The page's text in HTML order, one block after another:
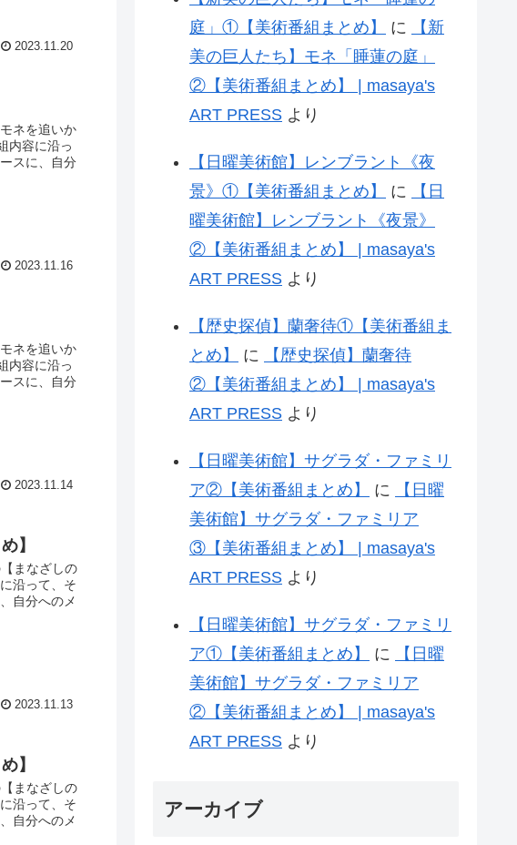
2023.11.20
ネを追いか
内容に沿っ
スに、自分
2023.11.16
ネを追いか
内容に沿っ
スに、自分
2023.11.14
】
まなざしの
沿って、そ
自分へのメ
2023.11.13
】
まなざしの
沿って、そ
自分へのメ
庭」①【美術番組まとめ】
に
【新
美の巨人たち】モネ「睡蓮の庭」
②【美術番組まとめ】 | masaya's
ART PRESS より
【日曜美術館】レンブラント《夜
景》①【美術番組まとめ】
に
【日
曜美術館】レンブラント《夜景》
②【美術番組まとめ】 | masaya's
ART PRESS より
【歴史探偵】蘭奢待①【美術番組ま
とめ】
に
【歴史探偵】蘭奢待
②【美術番組まとめ】 | masaya's
ART PRESS より
【日曜美術館】サグラダ・ファミリ
ア②【美術番組まとめ】
に
【日曜
美術館】サグラダ・ファミリア
③【美術番組まとめ】 | masaya's
ART PRESS より
【日曜美術館】サグラダ・ファミリ
ア①【美術番組まとめ】
に
【日曜
美術館】サグラダ・ファミリア
②【美術番組まとめ】 | masaya's
ART PRESS より
アーカイブ